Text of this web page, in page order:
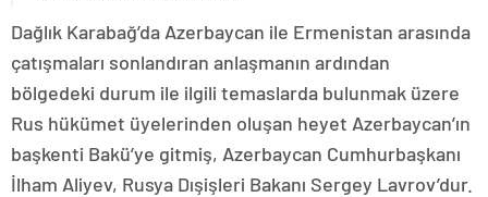
Dağlık Karabağ’da Azerbaycan ile Ermenistan arasında
çatışmaları sonlandıran anlaşmanın ardından
bölgedeki durum ile ilgili temaslarda bulunmak üzere
Rus hükümet üyelerinden oluşan heyet Azerbaycan’ın
başkenti Bakü’ye gitmiş, Azerbaycan Cumhurbaşkanı
İlham Aliyev, Rusya Dışişleri Bakanı Sergey Lavrov’dur.